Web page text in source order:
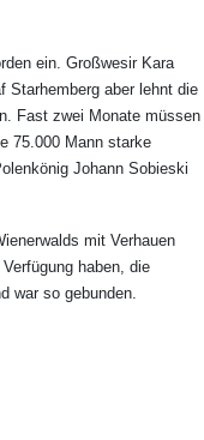
ein. Großwesir Kara
Starhemberg aber lehnt die
Fast zwei Monate müssen
75.000 Mann starke
Johann Sobieski
mit Verhauen
haben, die
war so gebunden.